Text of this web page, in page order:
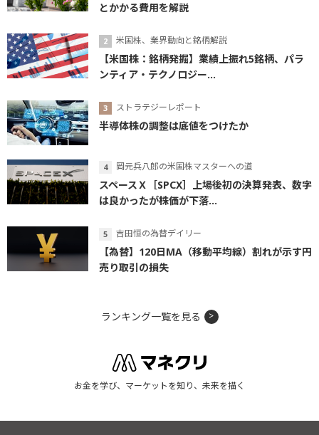
とかかる費用を解説
米国株、業界動向と銘柄解説
【米国株：銘柄発掘】業績上振れ5銘柄、パラ
ンティア・テクノロジー...
ストラテジーレポート
半導体株の調整は底値をつけたか
岡元兵八郎の米国株マスターへの道
スペースＸ［SPCX］上場後初の決算発表、数字
は良かったが株価が下落...
吉田恒の為替デイリー
【為替】120日MA（移動平均線）割れが示す円
売り取引の損失
ランキング一覧を見る
お金を学び、マーケットを知り、未来を描く